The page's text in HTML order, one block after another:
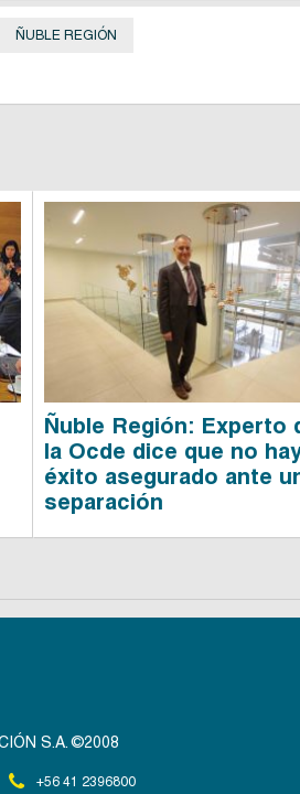
ÑUBLE REGIÓN
Ñuble Región: Experto
la Ocde dice que no
éxito asegurado ante
separación
S.A. ©2008
+56 41 2396800